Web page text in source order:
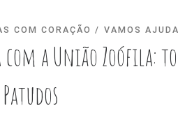
COM CORAÇÃO VAMOS
a União Zoófila: